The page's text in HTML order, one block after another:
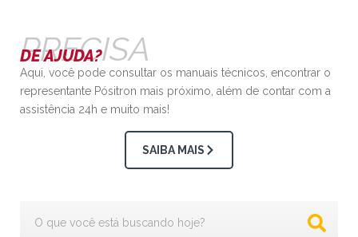
PRECISA
DE AJUDA?
Aqui, você pode consultar os manuais técnicos, encontrar o
representante Pósitron mais próximo, além de contar com a
assistência 24h e muito mais!
SAIBA MAIS